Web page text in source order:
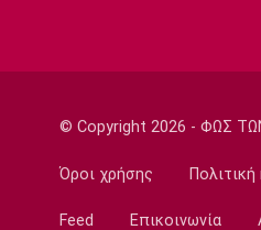
Europa League
Γκόρνικ
Super League 1
Άρης: Πλήγμα με
© Copyright 2026 - ΦΩΣ
Όροι χρήσης
Feed Επικοινωνία